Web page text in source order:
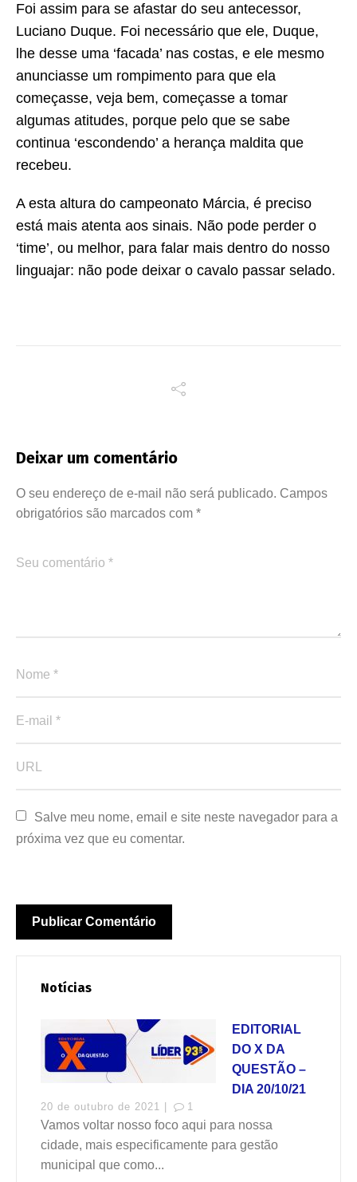
Foi assim para se afastar do seu antecessor,
Luciano Duque. Foi necessário que ele, Duque,
lhe desse uma ‘facada’ nas costas, e ele mesmo
anunciasse um rompimento para que ela
começasse, veja bem, começasse a tomar
algumas atitudes, porque pelo que se sabe
continua ‘escondendo’ a herança maldita que
recebeu.
A esta altura do campeonato Márcia, é preciso
está mais atenta aos sinais. Não pode perder o
‘time’, ou melhor, para falar mais dentro do nosso
linguajar: não pode deixar o cavalo passar selado.
Deixar um comentário
O seu endereço de e-mail não será publicado. Campos
obrigatórios são marcados com *
Salve meu nome, email e site neste navegador para a
próxima vez que eu comentar.
Notícias
EDITORIAL
DO X DA
QUESTÃO –
DIA 20/10/21
20 de outubro de 2021 | 1
Vamos voltar nosso foco aqui para nossa
cidade, mais especificamente para gestão
municipal que como...